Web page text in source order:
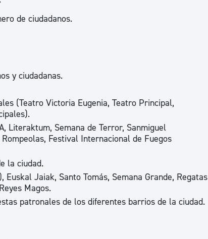
Administración municipal
Tablón de anuncios oficiales
Calendario fiscal
de ciudadanos.
y ciudadanas.
(Teatro Victoria Eugenia, Teatro Principal,
Literaktum, Semana de Terror, Sanmiguel
Festival Internacional de Fuegos
la ciudad.
Jaiak, Santo Tomás, Semana Grande, Regatas
Magos.
patronales de los diferentes barrios de la ciudad.